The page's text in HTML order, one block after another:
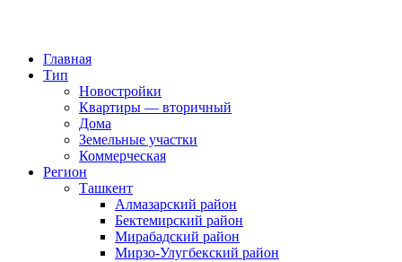
Главная
Тип
Новостройки
Квартиры — вторичный
Дома
Земельные участки
Коммерческая
Регион
Ташкент
Алмазарский район
Бектемирский район
Мирабадский район
Мирзо-Улугбекский район